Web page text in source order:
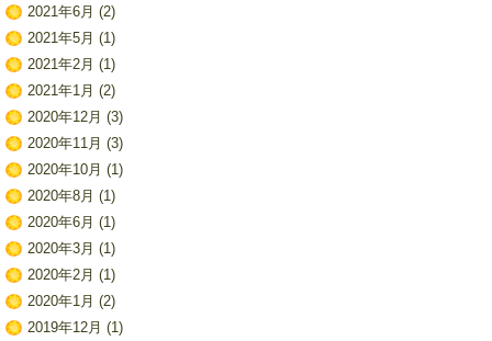
2021年6月 (2)
2021年5月 (1)
2021年2月 (1)
2021年1月 (2)
2020年12月 (3)
2020年11月 (3)
2020年10月 (1)
2020年8月 (1)
2020年6月 (1)
2020年3月 (1)
2020年2月 (1)
2020年1月 (2)
2019年12月 (1)